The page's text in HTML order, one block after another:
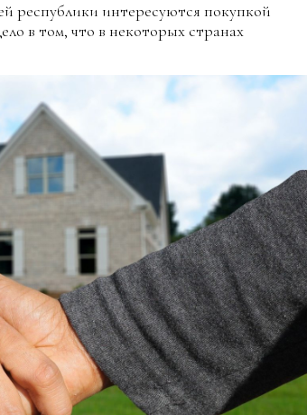
республики интересуются покупкой
в том, что в некоторых странах